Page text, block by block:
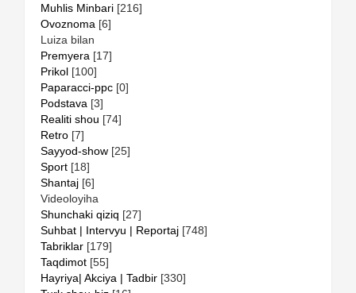
Muhlis Minbari [216]
Ovoznoma [6]
Luiza bilan
Premyera [17]
Prikol [100]
Paparacci-ppc [0]
Podstava [3]
Realiti shou [74]
Retro [7]
Sayyod-show [25]
Sport [18]
Shantaj [6]
Videoloyiha
Shunchaki qiziq [27]
Suhbat | Intervyu | Reportaj [748]
Tabriklar [179]
Taqdimot [55]
Hayriya| Akciya | Tadbir [330]